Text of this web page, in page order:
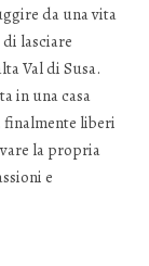
da una vita
lasciare
Val di Susa.
in una casa
finalmente liberi
la propria
e